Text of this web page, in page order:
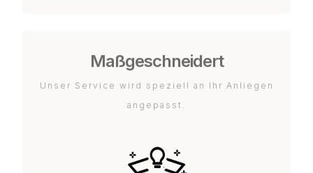
Maßgeschneidert
Unser Service wird speziell an Ihr Anliegen
angepasst.